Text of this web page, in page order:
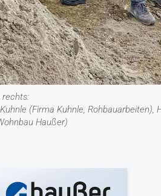
rechts:
(Firma Kuhnle, Rohbauarbeiten),
Haußer)